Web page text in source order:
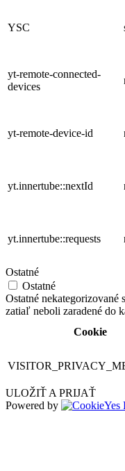
YSC
yt-remote-connected-
devices
yt-remote-device-id
yt.innertube::nextId
yt.innertube::requests
Ostatné
Ostatné
Ostatné nekategorizované
zatiaľ neboli zaradené do
Cookie
ULOŽIŤ A PRIJAŤ
Powered by